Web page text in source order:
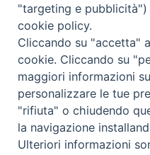
"targeting e
cookie policy.
Cliccando su "accetta"
cookie. Cliccando su
maggiori informazioni
personalizzare le tue
"rifiuta" o chiudendo
la navigazione
Ulteriori informazioni